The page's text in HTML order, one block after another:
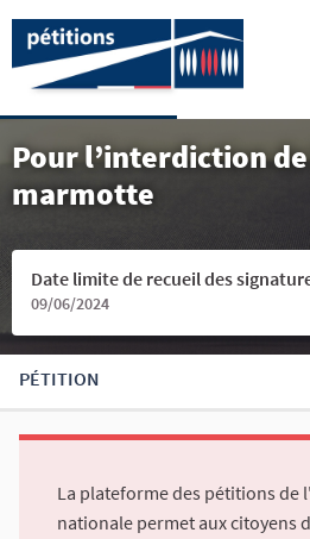
Pour l’interdiction
marmotte
Date limite de recueil des
09/06/2024
PÉTITION
La plateforme des pétitions de
nationale permet aux citoyens